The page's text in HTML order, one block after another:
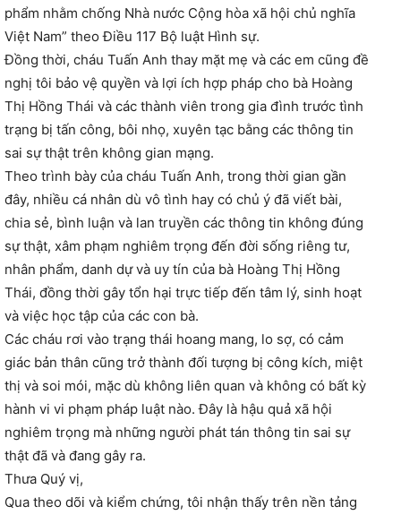
phẩm nhằm chống Nhà nước Cộng hòa xã hội chủ nghĩa
Việt Nam” theo Điều 117 Bộ luật Hình sự.
Đồng thời, cháu Tuấn Anh thay mặt mẹ và các em cũng đề
nghị tôi bảo vệ quyền và lợi ích hợp pháp cho bà Hoàng
Thị Hồng Thái và các thành viên trong gia đình trước tình
trạng bị tấn công, bôi nhọ, xuyên tạc bằng các thông tin
sai sự thật trên không gian mạng.
Theo trình bày của cháu Tuấn Anh, trong thời gian gần
đây, nhiều cá nhân dù vô tình hay có chủ ý đã viết bài,
chia sẻ, bình luận và lan truyền các thông tin không đúng
sự thật, xâm phạm nghiêm trọng đến đời sống riêng tư,
nhân phẩm, danh dự và uy tín của bà Hoàng Thị Hồng
Thái, đồng thời gây tổn hại trực tiếp đến tâm lý, sinh hoạt
và việc học tập của các con bà.
Các cháu rơi vào trạng thái hoang mang, lo sợ, có cảm
giác bản thân cũng trở thành đối tượng bị công kích, miệt
thị và soi mói, mặc dù không liên quan và không có bất kỳ
hành vi vi phạm pháp luật nào. Đây là hậu quả xã hội
nghiêm trọng mà những người phát tán thông tin sai sự
thật đã và đang gây ra.
Thưa Quý vị,
Qua theo dõi và kiểm chứng, tôi nhận thấy trên nền tảng